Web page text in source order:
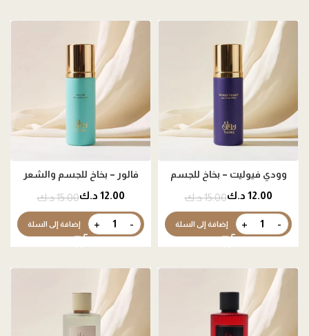
وودي فيوليت – بخاخ للجسم
15.00د.ك 12.00 د.ك
إضافة إلى السلة
فالور – بخاخ للجسم والشعر
15.00د.ك 12.00 د.ك
إضافة إلى السلة